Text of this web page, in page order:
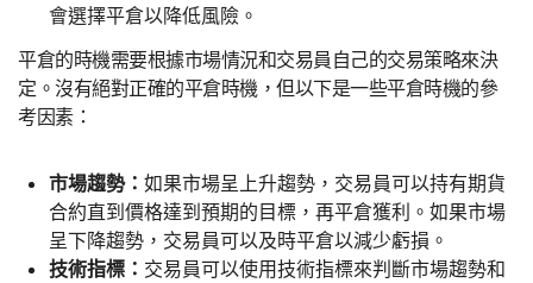
會選擇平倉以降低風險。
平倉的時機需要根據市場情況和交易員自己的交易策略來決
定。沒有絕對正確的平倉時機，但以下是一些平倉時機的參
考因素：
市場趨勢： 如果市場呈上升趨勢，交易員可以持有期貨
合約直到價格達到預期的目標，再平倉獲利。如果市場
呈下降趨勢，交易員可以及時平倉以減少虧損。
技術指標： 交易員可以使用技術指標來判斷市場趨勢和